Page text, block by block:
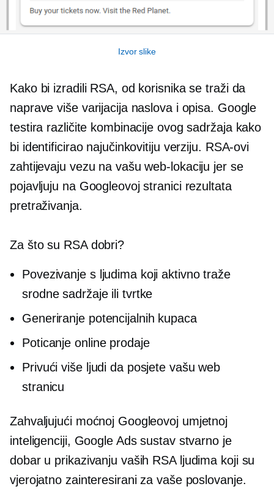
Izvor slike
Kako bi izradili RSA, od korisnika se traži da
naprave više varijacija naslova i opisa. Google
testira različite kombinacije ovog sadržaja kako
bi identificirao najučinkovitiju verziju. RSA-ovi
zahtijevaju vezu na vašu web-lokaciju jer se
pojavljuju na Googleovoj stranici rezultata
pretraživanja.
Za što su RSA dobri?
Povezivanje s ljudima koji aktivno traže
srodne sadržaje ili tvrtke
Generiranje potencijalnih kupaca
Poticanje online prodaje
Privući više ljudi da posjete vašu web
stranicu
Zahvaljujući moćnoj Googleovoj umjetnoj
inteligenciji, Google Ads sustav stvarno je
dobar u prikazivanju vaših RSA ljudima koji su
vjerojatno zainteresirani za vaše poslovanje.